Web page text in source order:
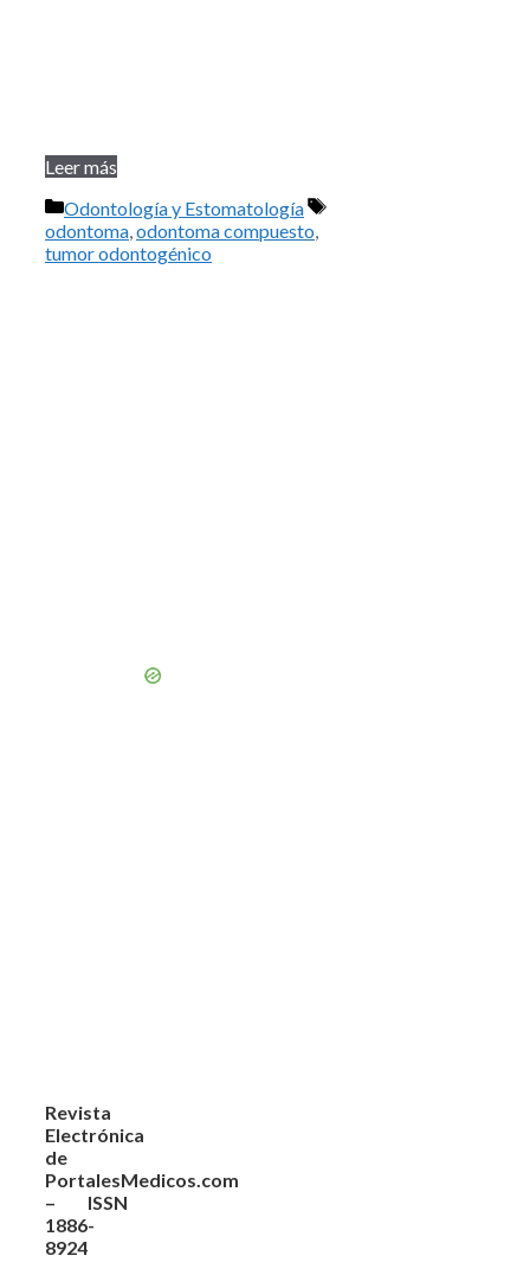
Leer más
Categorías
Odontología y Estomatología
Etiquetas
odontoma odontoma compuesto
tumor odontogénico
Revista
Electrónica
de
PortalesMedicos.com
– ISSN
1886-
8924